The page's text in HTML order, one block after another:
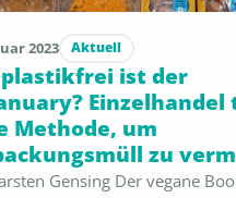
2023 Aktuell
ist der
Methode, um
zu
Gensing Der vegane